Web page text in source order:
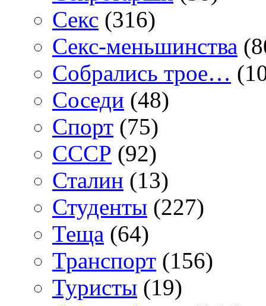
Секс (316)
Секс-меньшинства
Собрались трое…
Соседи (48)
Спорт (75)
СССР (92)
Сталин (13)
Студенты (227)
Теща (64)
Транспорт (156)
Туристы (19)